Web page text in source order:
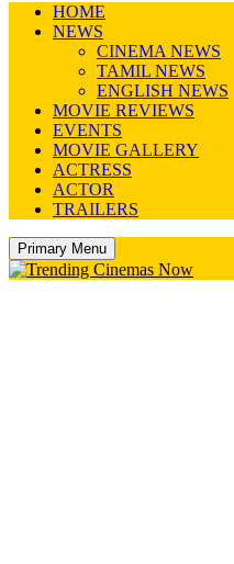
HOME
NEWS
CINEMA NEWS
TAMIL NEWS
ENGLISH NEWS
MOVIE REVIEWS
EVENTS
MOVIE GALLERY
ACTRESS
ACTOR
TRAILERS
Primary Menu